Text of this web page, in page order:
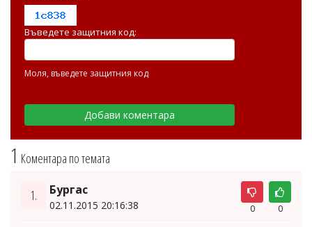
1 Коментара по темата
1. Бургас
02.11.2015 20:16:38 0 0
Въведете защитния код:
Моля, въведете защитния код